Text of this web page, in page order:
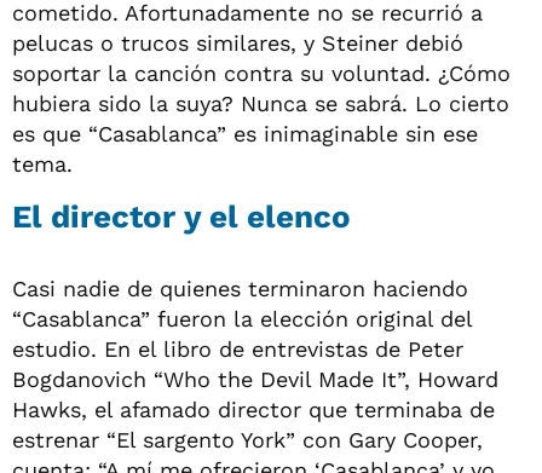
cometido. Afortunadamente no se recurrió a
pelucas o trucos similares, y Steiner debió
soportar la canción contra su voluntad. ¿Cómo
hubiera sido la suya? Nunca se sabrá. Lo cierto
es que “Casablanca” es inimaginable sin ese
tema.
El director y el elenco
Casi nadie de quienes terminaron haciendo
“Casablanca” fueron la elección original del
estudio. En el libro de entrevistas de Peter
Bogdanovich “Who the Devil Made It”, Howard
Hawks, el afamado director que terminaba de
estrenar “El sargento York” con Gary Cooper,